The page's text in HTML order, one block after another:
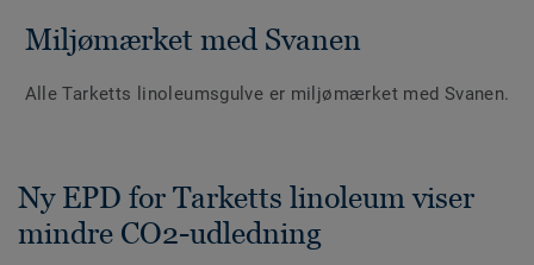
Miljømærket med Svanen
Alle Tarketts linoleumsgulve er miljømærket med Svanen.
Ny EPD for Tarketts linoleum viser
mindre CO2-udledning